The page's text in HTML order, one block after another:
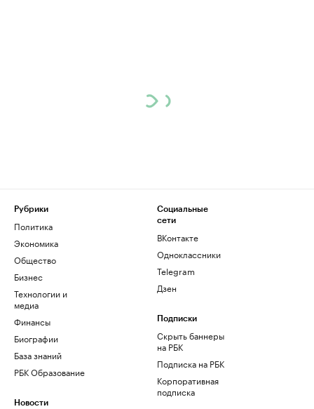
Рубрики
Политика
Экономика
Общество
Бизнес
Технологии и
медиа
Финансы
Биографии
База знаний
РБК Образование
Новости
Социальные
сети
ВКонтакте
Одноклассники
Telegram
Дзен
Подписки
Скрыть баннеры
на РБК
Подписка на РБК
Корпоративная
подписка